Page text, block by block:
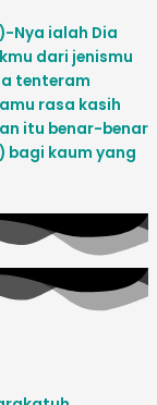
Nya ialah Dia
dari jenismu
tenteram
rasa kasih
itu benar-benar
kaum yang